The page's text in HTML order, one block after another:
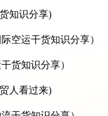
知识分享)
空运干货知识分享）
货知识分享）
人看过来)